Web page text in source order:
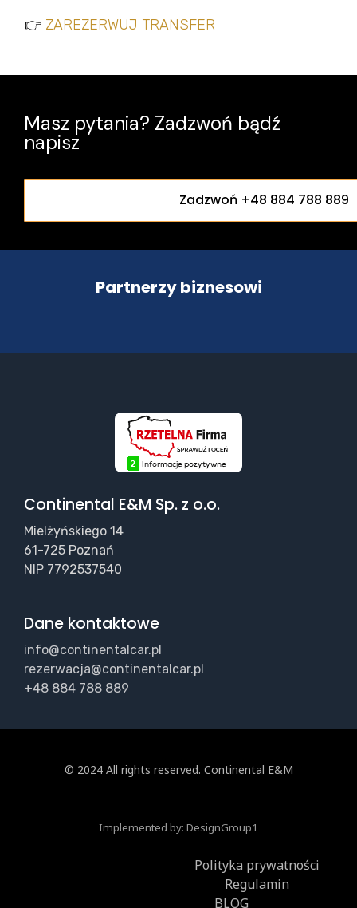
👉 ZAREZERWUJ TRANSFER
Masz pytania? Zadzwoń bądź
napisz
Zadzwoń +48 884 788 889
Partnerzy biznesowi
Continental E&M Sp. z o.o.
Mielżyńskiego 14
61-725 Poznań
NIP 7792537540
Dane kontaktowe
info@continentalcar.pl
rezerwacja@continentalcar.pl
+48 884 788 889
© 2024 All rights reserved. Continental E&M
Implemented by: DesignGroup1
Polityka prywatności
Regulamin
BLOG